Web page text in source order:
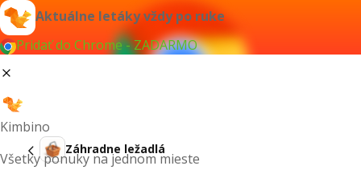
Aktuálne letáky vždy po ruke
Pridať do Chrome - ZADARMO
Kimbino
Všetky ponuky na jednom mieste
Záhradne ležadlá